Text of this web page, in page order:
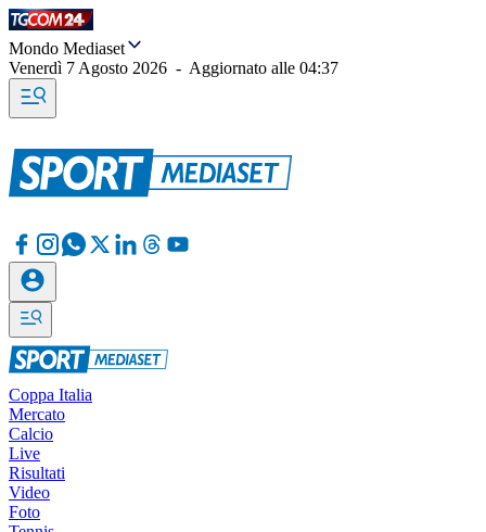
Mondo Mediaset
Venerdì 7 Agosto 2026 - Aggiornato alle 04:37
Coppa Italia
Mercato
Calcio
Live
Risultati
Video
Foto